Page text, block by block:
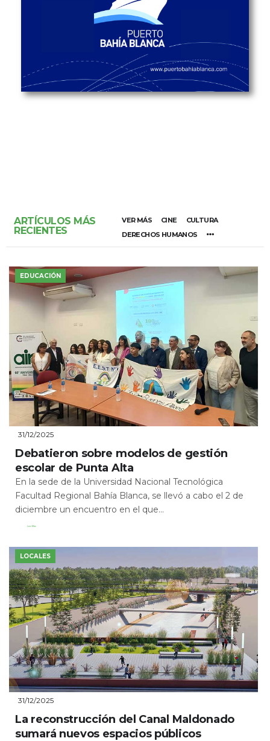
ARTÍCULOS MÁS
RECIENTES
VER MÁS CINE
CULTURA
DERECHOS HUMANOS
EDUCACIÓN
31/12/2025
Debatieron sobre modelos de gestión
escolar de Punta Alta
En la sede de la Universidad Nacional Tecnológica
Facultad Regional Bahía Blanca, se llevó a cabo el 2 de
diciembre un encuentro en el que...
Leer Más
LOCALES
31/12/2025
La reconstrucción del Canal Maldonado
sumará nuevos espacios públicos